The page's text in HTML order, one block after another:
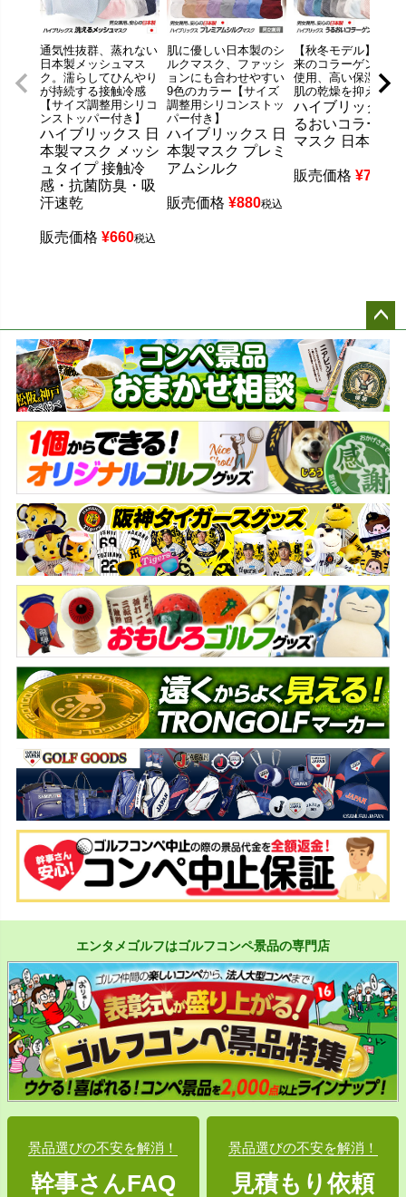
通気性抜群、蒸れない
日本製メッシュマス
ク。濡らしてひんやり
が持続する接触冷感
【サイズ調整用シリコ
ンストッパー付き】
ハイブリックス 日
本製マスク メッシ
ュタイプ 接触冷
感・抗菌防臭・吸
汗速乾
販売価格 ¥660税込
肌に優しい日本製のシ
ルクマスク、ファッシ
ョンにも合わせやすい
9色のカラー【サイズ
調整用シリコンストッ
パー付き】
ハイブリックス 日
本製マスク プレミ
アムシルク
販売価格 ¥880税込
【秋冬モデル】海洋
来のコラーゲン繊維
使用、高い保湿力で
肌の乾燥を抑えます
ハイブリックス
るおいコラーゲ
マスク 日本製
販売価格 ¥770
ペー
ジト
ップ
へ
エンタメゴルフはゴルフコンペ景品の専門店
景品選びの不安を解消！
幹事さんFAQ
景品選びの不安を解消！
見積もり依頼